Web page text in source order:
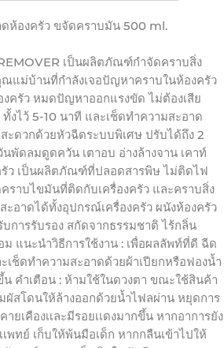
ดห้องครัว ขจัดคราบมัน 500 ml.
เป็นผลิตภัณฑ์กำจัดคราบสิ่ง
แม่บ้านที่กำลังเจอปัญหาคราบในห้องครัว
งครัว หมดปัญหาออกแรงขัด ไม่ต้องเสีย
งไว้ 5-10 นาที และเช็ดทำความสะอาด
สะดวกด้วยหัวฉีดระบบพิเศษ ปรับได้ถึง 2
นพัดลมดูดควัน เตาอบ อ่างล้างจาน เคาท์
ว เป็นผลิตภัณฑ์ที่ปลอดสารพิษ ไม่ติดไฟ
ราบไขมันที่ติดกับเครื่องครัว และคราบสิ่ง
ะอาดได้ทั้งอุปกรณ์เครื่องครัว ผนังห้องครัว
การรับรอง สกัดจากธรรมชาติ ไร้กลิ่น
ม แนะนำวิธีการใช้งาน : เพื่อผลลัพท์ที่ดี ฉีด
เช็ดทำความสะอาดด้วยผ้าเปียกหรือฟองน้ำ
น คำเตือน : ห้ามใช้ในดวงตา ขณะใช้สินค้า
ผัสโดนให้ล้างออกด้วยน้ำไฟลผ่าน หยุดการ
ายเคืองเเละมีรอยเเดงมากขึ้น หากอาการยัง
เพทย์ เก็บให้พ้นมือเด็ก หากกลืนเข้าไปให้